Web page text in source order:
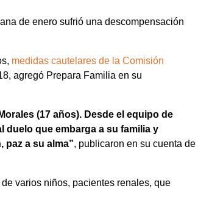
de enero sufrió una descompensación
medidas cautelares de la Comisión
agregó Prepara Familia en su
(17 años). Desde el equipo de
duelo que embarga a su familia y
paz a su alma”, publicaron en su cuenta de
varios niños, pacientes renales, que